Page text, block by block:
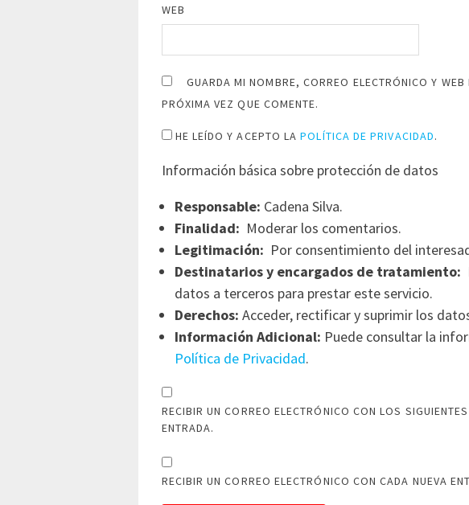
WEB
GUARDA MI NOMBRE, CORREO ELECTRÓNICO Y
PRÓXIMA VEZ QUE COMENTE.
HE LEÍDO Y ACEPTO LAPOLÍTICA DE PRIVACIDAD.
Información básica sobre protección de datos
Responsable: Cadena Silva.
Finalidad: Moderar los comentarios.
Legitimación: Por consentimiento del
Destinatarios y encargados de tratamiento:
datos a terceros para prestar este servicio.
Derechos: Acceder, rectificar y suprimir los
Información Adicional: Puede consultar la
Política de Privacidad.
RECIBIR UN CORREO ELECTRÓNICO CON LOS
ENTRADA.
RECIBIR UN CORREO ELECTRÓNICO CON CADA NUEVA